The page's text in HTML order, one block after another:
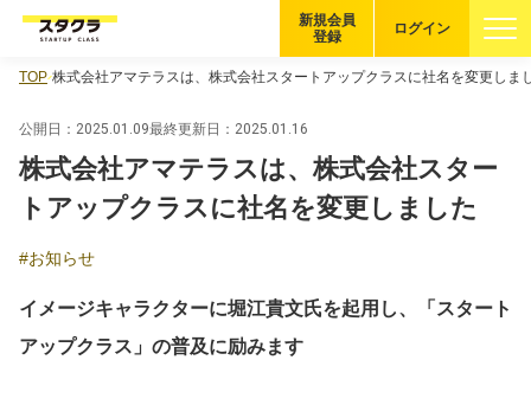
企業を探す
スタクラが選ばれる理由
スタートアップ厳選の仕組み
ログイン
新規会員
登録
TOP 株式会社アマテラスは、株式会社スタートアップクラスに社名を変更しま
公開日：2025.01.09最終更新日：2025.01.16
株式会社アマテラスは、株式会社スター
トアップクラスに社名を変更しました
お知らせ
イメージキャラクターに堀江貴文氏を起用し、「スタート
アップクラス」の普及に励みます